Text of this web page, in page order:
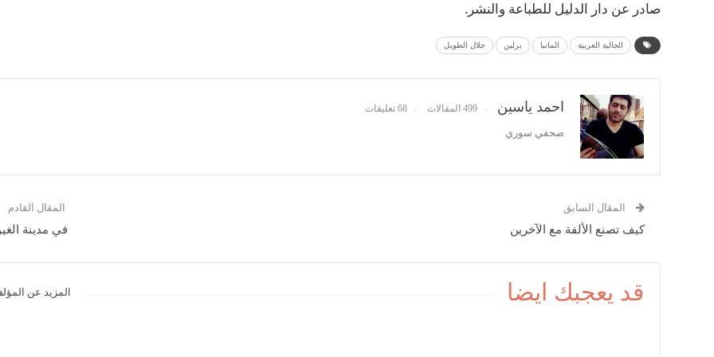
صادر عن دار الدليل للطباعة والنشر.
الجالية العربية المانيا برلين جلال الطويل
احمد ياسين 499 المقالات 68 تعليقات
صحفي سوري
المقال السابق
كيف تصنع الألفة مع الآخرين
المقال القادم
في مدينة
قد يعجبك ايضا المزيد عن